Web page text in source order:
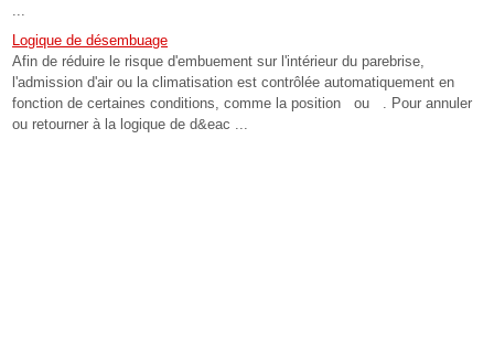
...
Logique de désembuage
Afin de réduire le risque d'embuement sur l'intérieur du parebrise,
l'admission d'air ou la climatisation est contrôlée automatiquement en
fonction de certaines conditions, comme la position ou . Pour annuler
ou retourner à la logique de d&eac ...